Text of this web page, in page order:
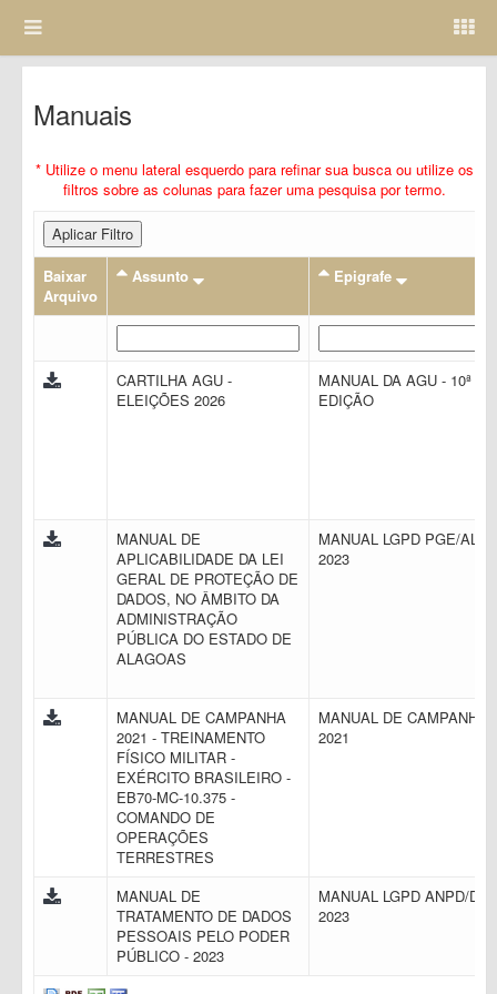
Manuais
* Utilize o menu lateral esquerdo para refinar sua busca ou utilize os
filtros sobre as colunas para fazer uma pesquisa por termo.
Aplicar Filtro
Baixar
Arquivo
Assunto Epigrafe
CARTILHA AGU -
ELEIÇÕES 2026
MANUAL DA AGU - 10ª
EDIÇÃO
MANUAL DE
APLICABILIDADE DA LEI
GERAL DE PROTEÇÃO DE
DADOS, NO ÂMBITO DA
ADMINISTRAÇÃO
PÚBLICA DO ESTADO DE
ALAGOAS
MANUAL LGPD PGE/AL
2023
MANUAL DE CAMPANHA
2021 - TREINAMENTO
FÍSICO MILITAR -
EXÉRCITO BRASILEIRO -
EB70-MC-10.375 -
COMANDO DE
OPERAÇÕES
TERRESTRES
MANUAL DE CAMPANHA
2021
MANUAL DE
TRATAMENTO DE DADOS
PESSOAIS PELO PODER
PÚBLICO - 2023
MANUAL LGPD ANPD/DF
2023